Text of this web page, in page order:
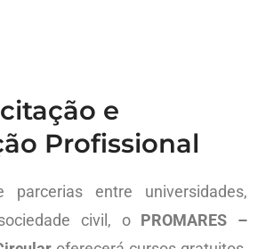
e
Profissional
entre universidades,
civil, o PROMARES –